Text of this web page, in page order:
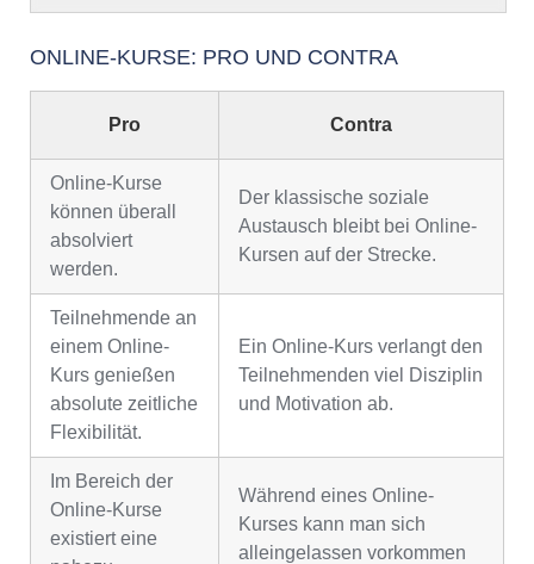
ONLINE-KURSE: PRO UND CONTRA
Pro Contra
Online-Kurse
können überall
absolviert
werden.
Der klassische soziale
Austausch bleibt bei Online-
Kursen auf der Strecke.
Teilnehmende an
einem Online-
Kurs genießen
absolute zeitliche
Flexibilität.
Ein Online-Kurs verlangt den
Teilnehmenden viel Disziplin
und Motivation ab.
Im Bereich der
Online-Kurse
existiert eine
Während eines Online-
Kurses kann man sich
alleingelassen vorkommen